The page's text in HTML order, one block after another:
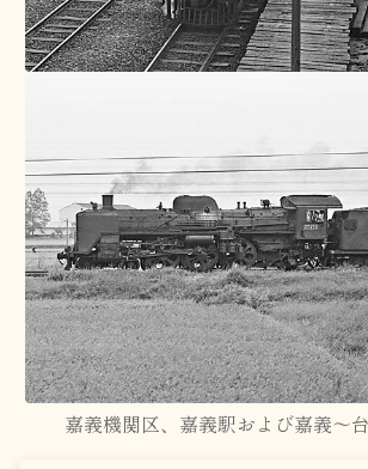
嘉義機関区、嘉義駅および嘉義～